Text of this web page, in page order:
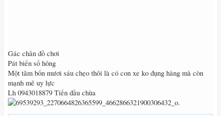
Gác chân đồ chơi
Pát biển số hông
Một tăm bốn mươi sáu chẹo thôi là có con xe ko đụng hàng mà còn
mạnh mẽ uy lực
Lh 0943018879 Tiến đầu chùa